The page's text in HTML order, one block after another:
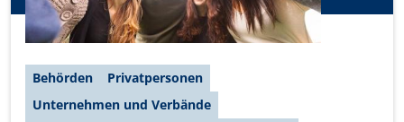
Behörden
Privatpersonen
Unternehmen und Verbände